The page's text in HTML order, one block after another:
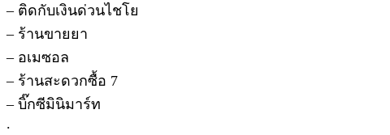
– ติดกับเงินด่วนไชโย
– ร้านขายยา
– อเมซอล
– ร้านสะดวกซื้อ 7
– บิ๊กซีมินิมาร์ท
.